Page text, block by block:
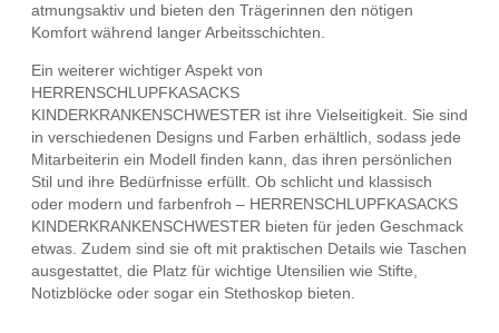
atmungsaktiv und bieten den Trägerinnen den nötigen
Komfort während langer Arbeitsschichten.
Ein weiterer wichtiger Aspekt von
HERRENSCHLUPFKASACKS
KINDERKRANKENSCHWESTER ist ihre Vielseitigkeit. Sie sind
in verschiedenen Designs und Farben erhältlich, sodass jede
Mitarbeiterin ein Modell finden kann, das ihren persönlichen
Stil und ihre Bedürfnisse erfüllt. Ob schlicht und klassisch
oder modern und farbenfroh – HERRENSCHLUPFKASACKS
KINDERKRANKENSCHWESTER bieten für jeden Geschmack
etwas. Zudem sind sie oft mit praktischen Details wie Taschen
ausgestattet, die Platz für wichtige Utensilien wie Stifte,
Notizblöcke oder sogar ein Stethoskop bieten.